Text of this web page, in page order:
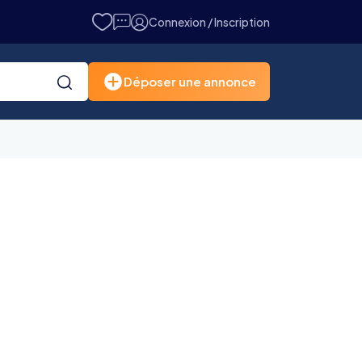
Connexion / Inscription
Déposer une annonce